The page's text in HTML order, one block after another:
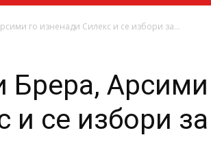
го изненади Силекс и се избори за...
Брера, Арсими
и се избори за